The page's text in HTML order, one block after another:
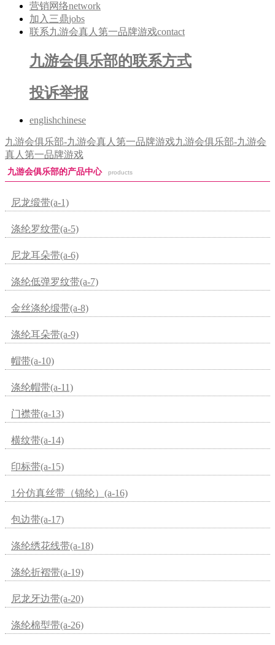
营销网络network
加入三鼎jobs
联系九游会真人第一品牌游戏contact
九游会俱乐部的联系方式
投诉举报
englishchinese
九游会俱乐部-九游会真人第一品牌游戏九游会俱乐部-九游会
真人第一品牌游戏
九游会俱乐部的产品中心 products
尼龙缎带(a-1)
涤纶罗纹带(a-5)
尼龙耳朵带(a-6)
涤纶低弹罗纹带(a-7)
金丝涤纶缎带(a-8)
涤纶耳朵带(a-9)
帽带(a-10)
涤纶帽带(a-11)
门襟带(a-13)
横纹带(a-14)
印标带(a-15)
1分仿真丝带（锦纶）(a-16)
包边带(a-17)
涤纶绣花线带(a-18)
涤纶折褶带(a-19)
尼龙牙边带(a-20)
涤纶棉型带(a-26)